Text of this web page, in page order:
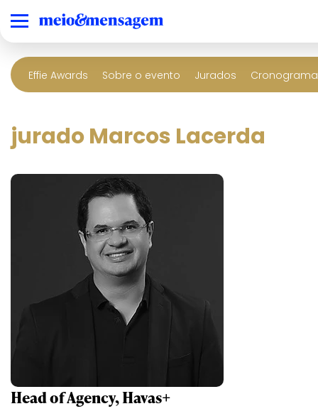
Effie Awards Sobre o evento Jurados
jurado Marcos Lacerda
Head of Agency, Havas+